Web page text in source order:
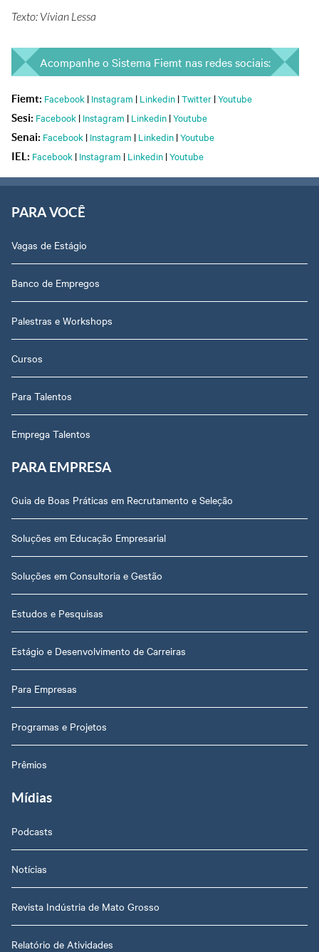
Texto: Vívian Lessa
Acompanhe o Sistema Fiemt nas redes sociais:
Fiemt: Facebook | Instagram | Linkedin |Twitter |Youtube
Sesi: Facebook | Instagram | Linkedin |Youtube
Senai: Facebook | Instagram | Linkedin |Youtube
IEL: Facebook | Instagram | Linkedin |Youtube
PARA VOCÊ
Vagas de Estágio
Banco de Empregos
Palestras e Workshops
Cursos
Para Talentos
Emprega Talentos
PARA EMPRESA
Guia de Boas Práticas em Recrutamento e Seleção
Soluções em Educação Empresarial
Soluções em Consultoria e Gestão
Estudos e Pesquisas
Estágio e Desenvolvimento de Carreiras
Para Empresas
Programas e Projetos
Prêmios
Mídias
Podcasts
Notícias
Revista Indústria de Mato Grosso
Relatório de Atividades